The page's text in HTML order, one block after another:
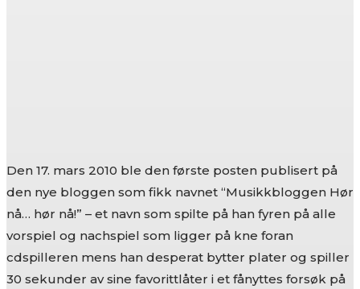
Den 17. mars 2010 ble den første posten publisert på
den nye bloggen som fikk navnet “Musikkbloggen Hør
nå… hør nå!” – et navn som spilte på han fyren på alle
vorspiel og nachspiel som ligger på kne foran
cdspilleren mens han desperat bytter plater og spiller
30 sekunder av sine favorittlåter i et fånyttes forsøk på